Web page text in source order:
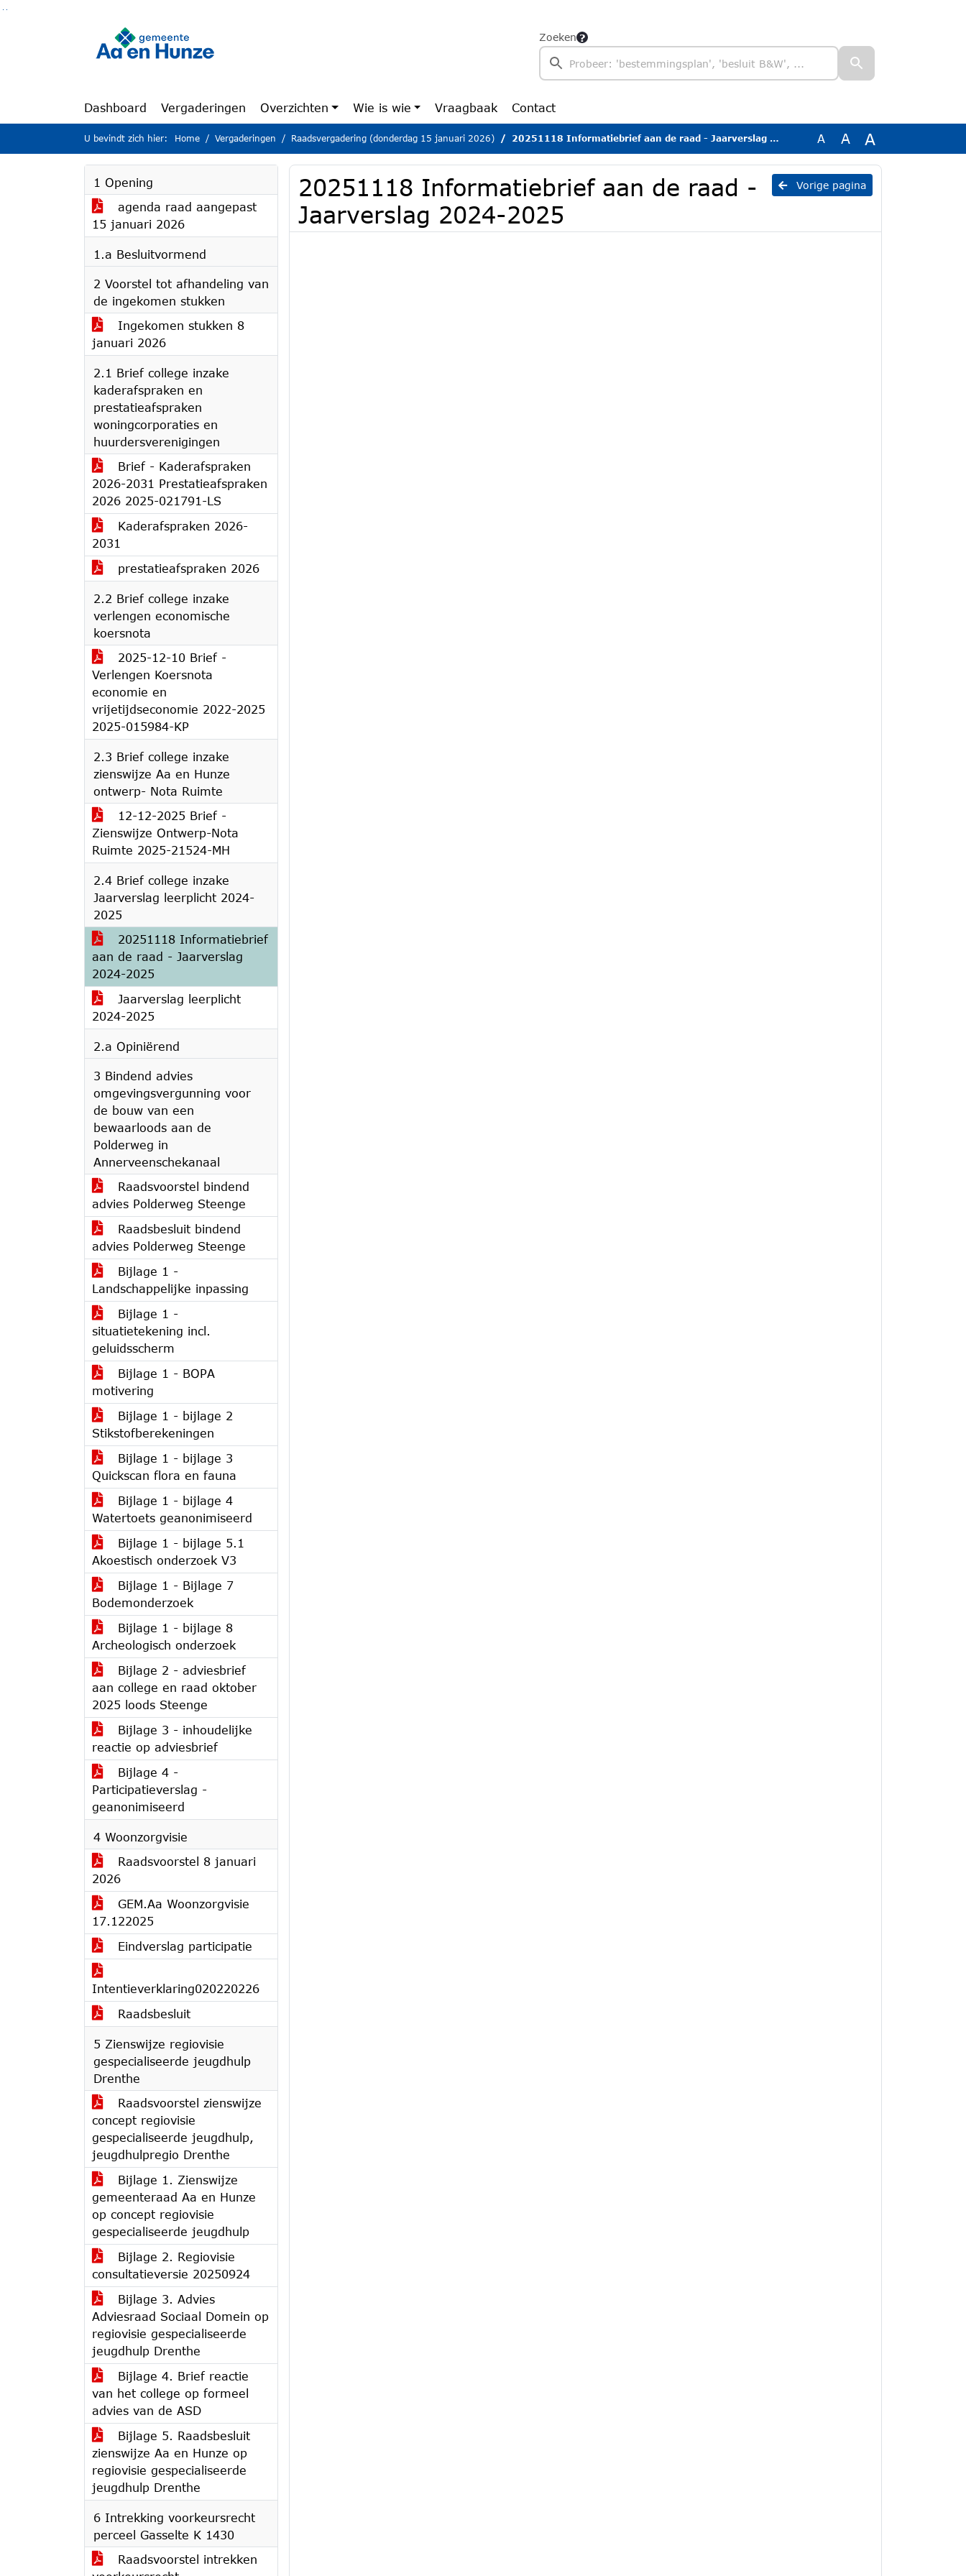
Zoeken
Dashboard Vergaderingen Overzichten Wie is wie Vraagbaak Contact
U bevindt zich hier: Home Vergaderingen Raadsvergadering (donderdag 15 januari 2026) 20251118 Informatiebrief aan de raad - Jaarverslag 2024-2025 A A A
1 Opening
agenda raad aangepast
15 januari 2026
1.a Besluitvormend
2 Voorstel tot afhandeling van
de ingekomen stukken
Ingekomen stukken 8
januari 2026
2.1 Brief college inzake
kaderafspraken en
prestatieafspraken
woningcorporaties en
huurdersverenigingen
Brief - Kaderafspraken
2026-2031 Prestatieafspraken
2026 2025-021791-LS
Kaderafspraken 2026-
2031
prestatieafspraken 2026
2.2 Brief college inzake
verlengen economische
koersnota
2025-12-10 Brief -
Verlengen Koersnota
economie en
vrijetijdseconomie 2022-2025
2025-015984-KP
2.3 Brief college inzake
zienswijze Aa en Hunze
ontwerp- Nota Ruimte
12-12-2025 Brief -
Zienswijze Ontwerp-Nota
Ruimte 2025-21524-MH
2.4 Brief college inzake
Jaarverslag leerplicht 2024-
2025
20251118 Informatiebrief
aan de raad - Jaarverslag
2024-2025
Jaarverslag leerplicht
2024-2025
2.a Opiniërend
3 Bindend advies
omgevingsvergunning voor
de bouw van een
bewaarloods aan de
Polderweg in
Annerveenschekanaal
Raadsvoorstel bindend
advies Polderweg Steenge
Raadsbesluit bindend
advies Polderweg Steenge
Bijlage 1 -
Landschappelijke inpassing
Bijlage 1 -
situatietekening incl.
geluidsscherm
Bijlage 1 - BOPA
motivering
Bijlage 1 - bijlage 2
Stikstofberekeningen
Bijlage 1 - bijlage 3
Quickscan flora en fauna
Bijlage 1 - bijlage 4
Watertoets geanonimiseerd
Bijlage 1 - bijlage 5.1
Akoestisch onderzoek V3
Bijlage 1 - Bijlage 7
Bodemonderzoek
Bijlage 1 - bijlage 8
Archeologisch onderzoek
Bijlage 2 - adviesbrief
aan college en raad oktober
2025 loods Steenge
Bijlage 3 - inhoudelijke
reactie op adviesbrief
Bijlage 4 -
Participatieverslag -
geanonimiseerd
4 Woonzorgvisie
Raadsvoorstel 8 januari
2026
GEM.Aa Woonzorgvisie
17.122025
Eindverslag participatie
Intentieverklaring020220226
Raadsbesluit
5 Zienswijze regiovisie
gespecialiseerde jeugdhulp
Drenthe
Raadsvoorstel zienswijze
concept regiovisie
gespecialiseerde jeugdhulp,
jeugdhulpregio Drenthe
Bijlage 1. Zienswijze
gemeenteraad Aa en Hunze
op concept regiovisie
gespecialiseerde jeugdhulp
Bijlage 2. Regiovisie
consultatieversie 20250924
Bijlage 3. Advies
Adviesraad Sociaal Domein op
regiovisie gespecialiseerde
jeugdhulp Drenthe
Bijlage 4. Brief reactie
van het college op formeel
advies van de ASD
Bijlage 5. Raadsbesluit
zienswijze Aa en Hunze op
regiovisie gespecialiseerde
jeugdhulp Drenthe
6 Intrekking voorkeursrecht
perceel Gasselte K 1430
Raadsvoorstel intrekken
Vorige pagina
20251118 Informatiebrief aan de raad -
Jaarverslag 2024-2025